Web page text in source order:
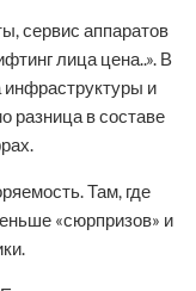
сервис аппаратов
лица цена..». В
инфраструктуры и
разница в составе
Там, где
«сюрпризов» и